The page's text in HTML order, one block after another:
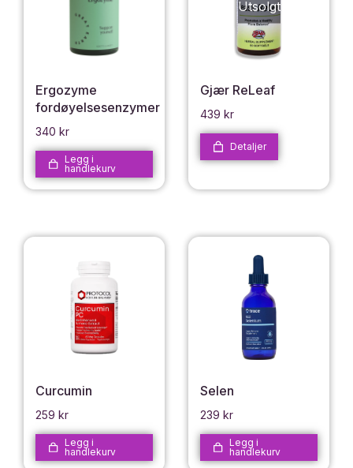
Ergozyme
fordøyelsesenzymer
340 kr
Legg i
handlekurv
Utsolgt
Gjær ReLeaf
439 kr
Detaljer
Curcumin
259 kr
Legg i
handlekurv
Selen
239 kr
Legg i
handlekurv